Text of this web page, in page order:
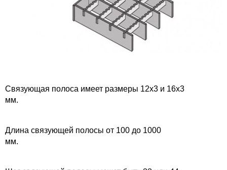
Связующая полоса имеет размеры 12х3 и 16х3
мм.
Длина связующей полосы от 100 до 1000
мм.